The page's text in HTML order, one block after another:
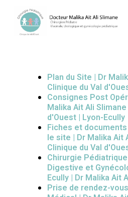
content
Plan du Site | Dr
Clinique du Val
Consignes Post
Malika Ait Ali
d'Ouest | Lyon-Ecully
Fiches et
le site | Dr Malika Ait
Clinique du Val
Chirurgie
Digestive et
Ecully | Dr Malika Ait
Prise de rendez-